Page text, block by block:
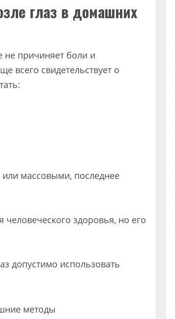
глаз в домашних
не причиняет боли и
всего свидетельствует о
массовыми, последнее
здоровья, но его
допустимо использовать